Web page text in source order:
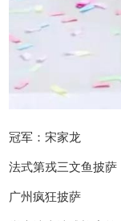
冠军：宋家龙
法式第戎三文鱼披萨
广州疯狂披萨